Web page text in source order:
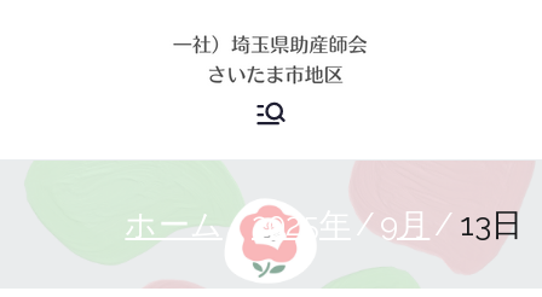
埼玉県助産
たま市地区
ホーム 2025年 9月 13日